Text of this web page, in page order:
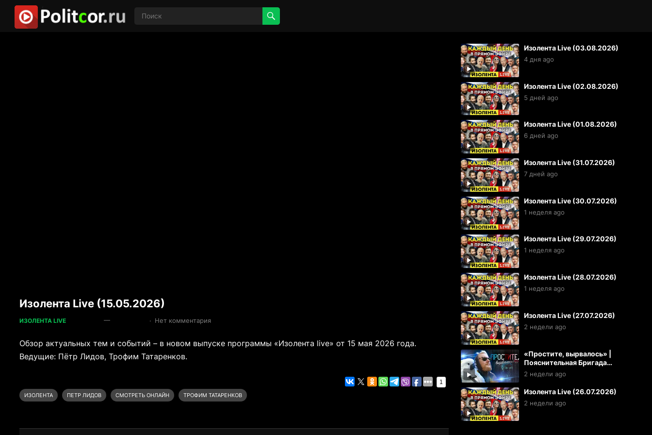
Изолента Live (15.05.2026)
ИЗОЛЕНТА LIVE — · Нет комментария
Обзор актуальных тем и событий – в новом выпуске программы «Изолента live» от 15 мая 2026 года.
Ведущие: Пётр Лидов, Трофим Татаренков.
1
ИЗОЛЕНТА
ПЕТР ЛИДОВ СМОТРЕТЬ ОНЛАЙН ТРОФИМ ТАТАРЕНКОВ
Изолента Live (03.08.2026)
4 дня ago
Изолента Live (02.08.2026)
5 дней ago
Изолента Live (01.08.2026)
6 дней ago
Изолента Live (31.07.2026)
7 дней ago
Изолента Live (30.07.2026)
1 неделя ago
Изолента Live (29.07.2026)
1 неделя ago
Изолента Live (28.07.2026)
1 неделя ago
Изолента Live (27.07.2026)
2 недели ago
«Простите, вырвалось» |
Пояснительная Бригада
(26.07.2026)
2 недели ago
Изолента Live (26.07.2026)
2 недели ago